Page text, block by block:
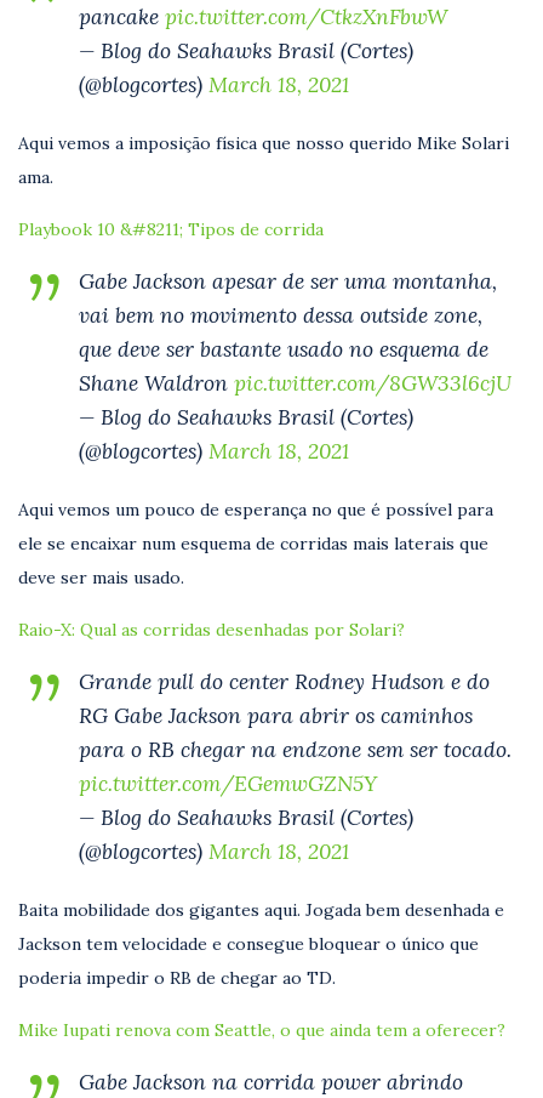
pancake pic.twitter.com/CtkzXnFbwW
— Blog do Seahawks Brasil (Cortes)
(@blogcortes) March 18, 2021
Aqui vemos a imposição física que nosso querido Mike Solari
ama.
Playbook 10 &#8211; Tipos de corrida
Gabe Jackson apesar de ser uma montanha,
vai bem no movimento dessa outside zone,
que deve ser bastante usado no esquema de
Shane Waldron pic.twitter.com/8GW33l6cjU
— Blog do Seahawks Brasil (Cortes)
(@blogcortes) March 18, 2021
Aqui vemos um pouco de esperança no que é possível para
ele se encaixar num esquema de corridas mais laterais que
deve ser mais usado.
Raio-X: Qual as corridas desenhadas por Solari?
Grande pull do center Rodney Hudson e do
RG Gabe Jackson para abrir os caminhos
para o RB chegar na endzone sem ser tocado.
pic.twitter.com/EGemwGZN5Y
— Blog do Seahawks Brasil (Cortes)
(@blogcortes) March 18, 2021
Baita mobilidade dos gigantes aqui. Jogada bem desenhada e
Jackson tem velocidade e consegue bloquear o único que
poderia impedir o RB de chegar ao TD.
Mike Iupati renova com Seattle, o que ainda tem a oferecer?
Gabe Jackson na corrida power abrindo